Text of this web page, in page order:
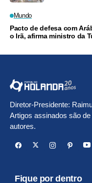
Mundo
Pacto de defesa com
o Irã, afirma ministro da
Diretor-Presidente:
Artigos assinados são
autores.
Fique por dentro